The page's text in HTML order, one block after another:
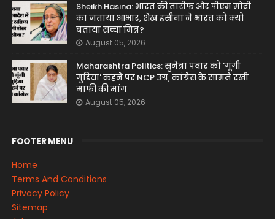
Sheikh Hasina: भारत की तारीफ और पीएम मोदी
का जताया आभार, शेख हसीना ने भारत को क्यों
बताया सच्चा मित्र?
August 05, 2026
Maharashtra Politics: सुनेत्रा पवार को 'गूंगी
गुड़िया' कहने पर NCP उग्र, कांग्रेस के सामने रखी
माफी की मांग
August 05, 2026
FOOTER MENU
Home
Terms And Conditions
Privacy Policy
Sitemap